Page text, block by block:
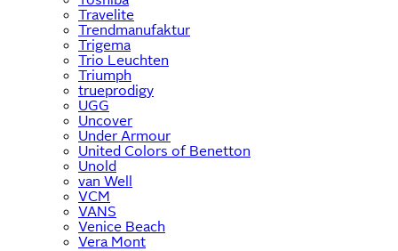
Travelite
Trendmanufaktur
Trigema
Trio Leuchten
Triumph
trueprodigy
UGG
Uncover
Under Armour
United Colors of Benetton
Unold
van Well
VCM
VANS
Venice Beach
Vera Mont